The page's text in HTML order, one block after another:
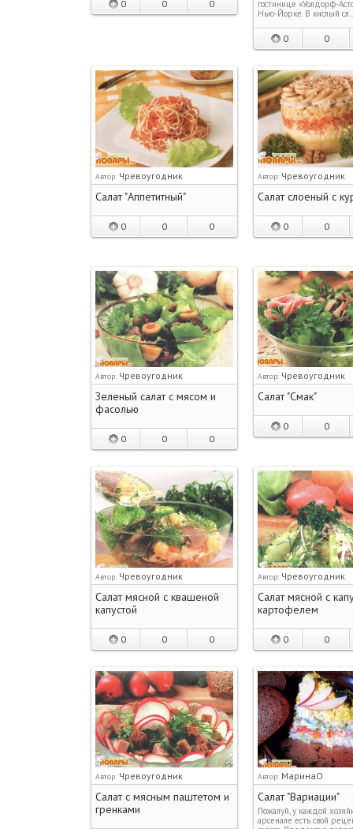
0 0 0
гостинице «Уолдорф-
Нью-Йорке. В кислый
0 0
Автор: Чревоугодник
Салат "Аппетитный"
0 0 0
Автор: Чревоугодник
Салат слоеный с
0 0
Автор: Чревоугодник
Зеленый салат с мясом и
фасолью
0 0 0
Автор: Чревоугодник
Салат "Смак"
0 0
Автор: Чревоугодник
Салат мясной с квашеной
капустой
0 0 0
Автор: Чревоугодник
Салат мясной с
картофелем
0 0
Автор: Чревоугодник
Салат с мясным паштетом и
гренками
Автор: МаринаО
Салат "Вариации"
Пожалуй, у каждой
арсенале есть свой